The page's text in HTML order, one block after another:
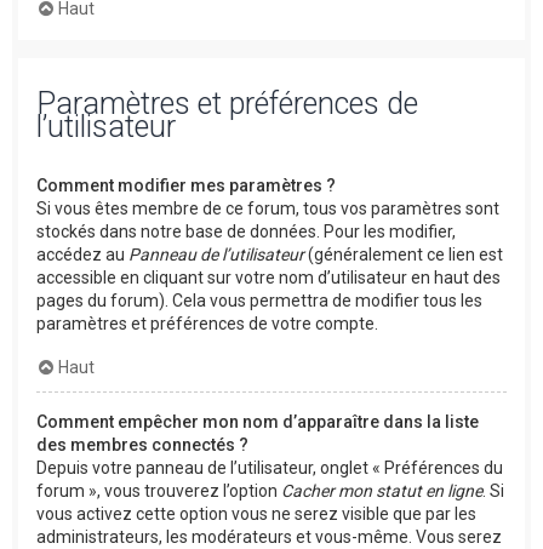
Haut
Paramètres et préférences de
l’utilisateur
Comment modifier mes paramètres ?
Si vous êtes membre de ce forum, tous vos paramètres sont
stockés dans notre base de données. Pour les modifier,
accédez au Panneau de l’utilisateur(généralement ce lien est
accessible en cliquant sur votre nom d’utilisateur en haut des
pages du forum). Cela vous permettra de modifier tous les
paramètres et préférences de votre compte.
Haut
Comment empêcher mon nom d’apparaître dans la liste
des membres connectés ?
Depuis votre panneau de l’utilisateur, onglet « Préférences du
forum », vous trouverez l’option Cacher mon statut en ligne. Si
vous activez cette option vous ne serez visible que par les
administrateurs, les modérateurs et vous-même. Vous serez